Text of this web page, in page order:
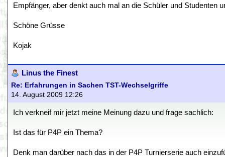
Empfänger, aber denkt auch mal an die Schüler und Studenten
Schöne Grüsse
Kojak
Linus the Finest
Re: Erfahrungen in Sachen TST-Wechselgriffe
14. August 2009 12:26
Ich verkneif mir jetzt meine Meinung dazu und frage sachlich:
Ist das für P4P ein Thema?
Denk man darüber nach das in der P4P Turnierserie auch